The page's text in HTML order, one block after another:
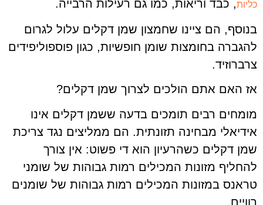
כליות, כבד וריאות, כמו גם רעילות הרבייה.
בנוסף, הם ציינו שחמצון שמן דקלים עלול לגרום
להגברה בחומצות שומן חופשיות, כגון פוספוליפידים
צרברוזיד.
אז האם אתם הולכים לצרוך שמן דקלים?
מומחים רבים תומכים בדעה ששמן דקלים אינו
אידיאלי מבחינה תזונתית. הם ממליצים נגד צריכת
שמן דקלים כשהרעיון הוא די פשוט: אין צורך
להחליף מזונות המכילים רמות גבוהות של שומני
טראנס במזונות המכילים רמות גבוהות של שומנים
רוויים.